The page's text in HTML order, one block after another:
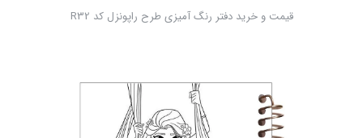
قیمت و خرید دفتر رنگ آمیزی طرح راپونزل کد R32